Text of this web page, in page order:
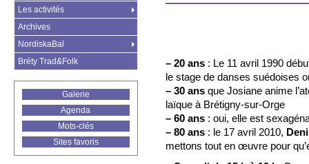
– 20 ans : Le 11 avril 1990
le stage de danses suédoises
– 30 ans que Josiane anime
laïque à Brétigny-sur-Orge
– 60 ans : oui, elle est
– 80 ans : le 17 avril 2010,
mettons tout en œuvre pour
Les activités
Archives
NordiskaBal
Bréty Trad&Folk
Galerie
Agenda
Mots-clés
Sites favoris